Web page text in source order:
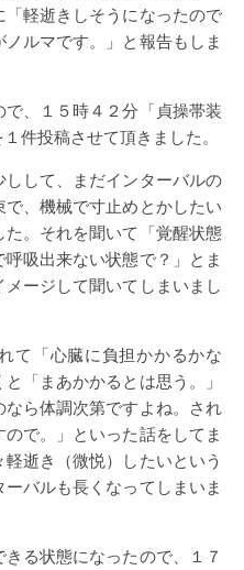
「軽逝きしそうになったので
ルマです。」と報告もしま
、１５時４２分「貞操帯装
件投稿させて頂きました。
して、まだインターバルの
、機械で寸止めとかしたい
。それを聞いて「覚醒状態
吸出来ない状態で？」とま
ージして聞いてしまいまし
て「心臓に負担かかるかな
「まあかかるとは思う。」
ら体調次第ですよね。され
で。」といった話をしてま
逝き（微悦）したいという
バルも長くなってしまいま
る状態になったので、１７